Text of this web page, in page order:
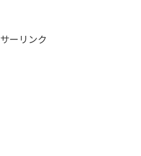
ーリンク